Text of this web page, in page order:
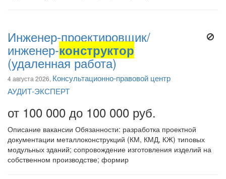
Инженер-проектировщик/
инженер-конструктор
(удаленная работа)
4 августа 2026, Консультационно-правовой центр
АУДИТ-ЭКСПЕРТ
от 100 000 до 100 000 руб.
Описание вакансии Обязанности: разработка проектной
документации металлоконструкций (КМ, КМД, КЖ) типовых
модульных зданий; сопровождение изготовления изделий на
собственном производстве; формир